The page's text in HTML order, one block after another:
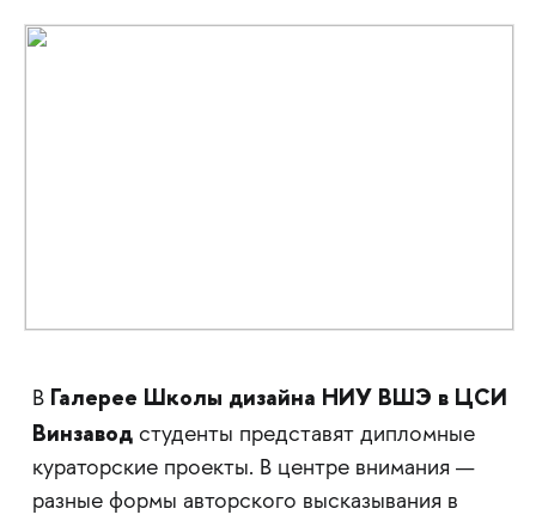
В Галерее Школы дизайна НИУ ВШЭ в ЦСИ
Винзаводстуденты представят дипломные
кураторские проекты. В центре внимания —
разные формы авторского высказывания в